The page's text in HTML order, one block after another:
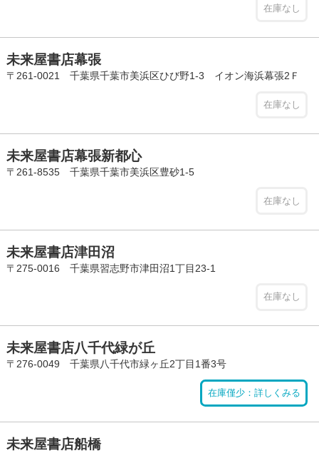
在庫なし
未来屋書店幕張
〒261-0021 千葉県千葉市美浜区ひび野1-3 イオン海浜幕張2Ｆ
在庫なし
未来屋書店幕張新都心
〒261-8535 千葉県千葉市美浜区豊砂1-5
在庫なし
未来屋書店津田沼
〒275-0016 千葉県習志野市津田沼1丁目23-1
在庫なし
未来屋書店八千代緑が丘
〒276-0049 千葉県八千代市緑ヶ丘2丁目1番3号
在庫僅少：詳しくみる
未来屋書店船橋